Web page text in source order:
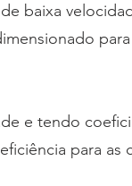
baixa
e tendo
para as